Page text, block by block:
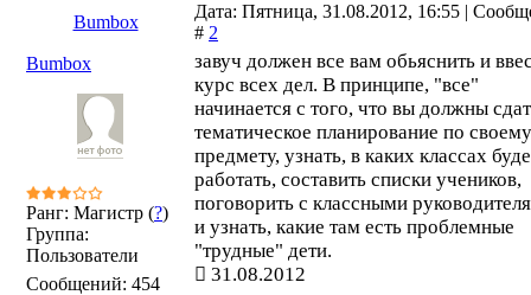
Bumbox
Дата: Пятница, 31.08.2012, 16:55 |
# 2
Bumbox
Ранг: Магистр (?)
Группа:
Пользователи
Сообщений: 454
завуч должен все вам обьяснить и
курс всех дел. В принципе, "все"
начинается с того, что вы должны
тематическое планирование по своему
предмету, узнать, в каких классах
работать, составить списки учеников,
поговорить с классными
и узнать, какие там есть проблемные
"трудные" дети.
31.08.2012